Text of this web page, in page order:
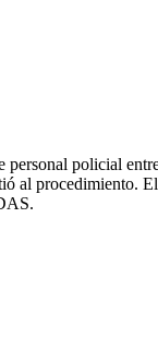
policial
al